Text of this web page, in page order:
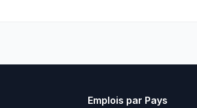
Emplois par Pays